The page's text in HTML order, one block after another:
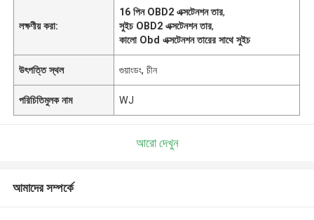
লক্ষণীয় করা:
16 পিন OBD2 এক্সটেনশন তার,
সুইচ OBD2 এক্সটেনশন তার,
কালো Obd এক্সটেনশন তারের সাথে সুইচ
উৎপত্তি স্থল গুয়াংডং, চীন
পরিচিতিমুলক নাম WJ
আরো দেখুন
আমাদের সম্পর্কে